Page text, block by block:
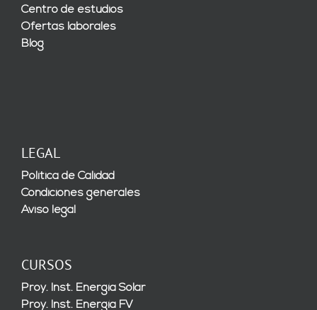
Centro de estudios
Ofertas laborales
Blog
LEGAL
Política de Calidad
Condiciones generales
Aviso legal
CURSOS
Proy. Inst. Energía Solar
Proy. Inst. Energía FV